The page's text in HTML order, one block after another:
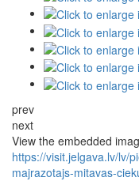
prev
next
View the embedded
https://visit.jelgava.lv/lv/
majrazotajs-mitavas-